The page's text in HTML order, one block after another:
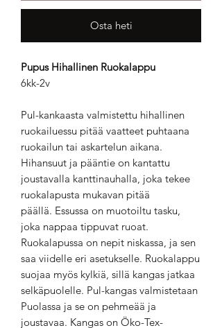
Osta heti
Pupus Hihallinen Ruokalappu
6kk-2v
Pul-kankaasta valmistettu hihallinen
ruokailuessu pitää vaatteet puhtaana
ruokailun tai askartelun aikana.
Hihansuut ja pääntie on kantattu
joustavalla kanttinauhalla, joka tekee
ruokalapusta mukavan pitää
päällä. Essussa on muotoiltu tasku,
joka nappaa tippuvat ruoat.
Ruokalapussa on nepit niskassa, ja sen
saa viidelle eri asetukselle. Ruokalappu
suojaa myös kylkiä, sillä kangas jatkaa
selkäpuolelle. Pul-kangas valmistetaan
Puolassa ja se on pehmeää ja
joustavaa. Kangas on Öko-Tex-